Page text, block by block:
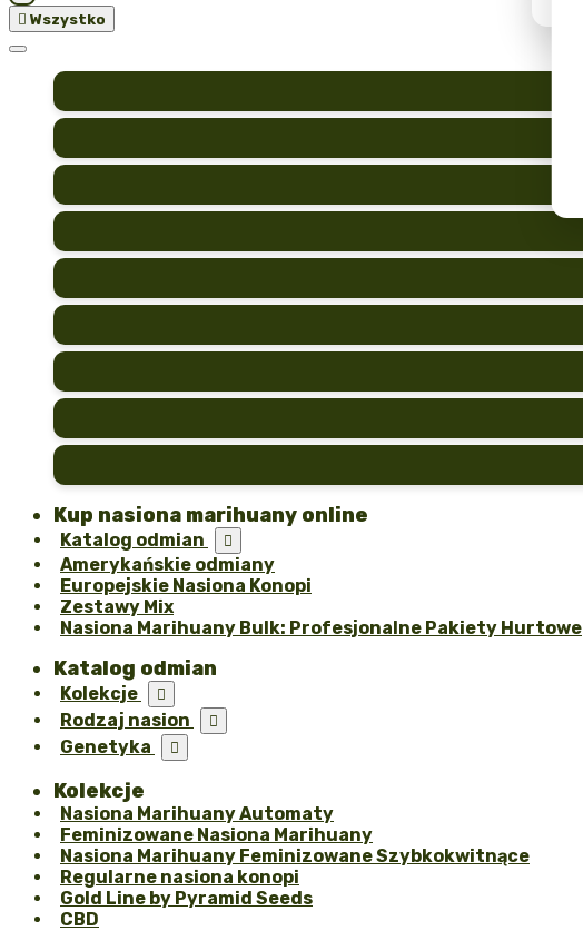
 Wszystko
Kup nasiona marihuany online
Katalog odmian 
Amerykańskie odmiany
Europejskie Nasiona Konopi
Zestawy Mix
Nasiona Marihuany Bulk: Profesjonalne Pakiety Hurtowe
Katalog odmian
Kolekcje 
Rodzaj nasion 
Genetyka 
Kolekcje
Nasiona Marihuany Automaty
Feminizowane Nasiona Marihuany
Nasiona Marihuany Feminizowane Szybkokwitnące
Regularne nasiona konopi
Gold Line by Pyramid Seeds
CBD